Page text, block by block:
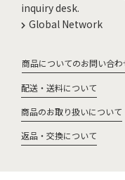
inquiry desk.
Global Network
商品についてのお問い合わ
配送・送料について
商品のお取り扱いについて
返品・交換について